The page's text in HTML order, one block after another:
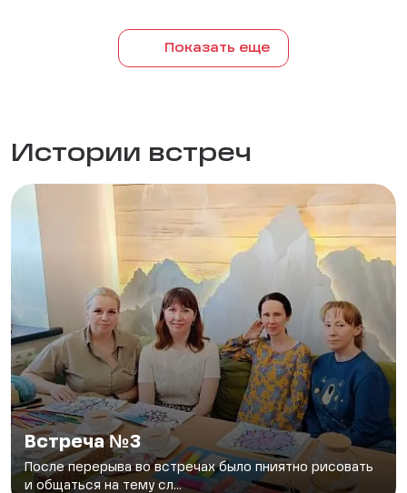
Показать еще
Истории встреч
Встреча №3
После перерыва во встречах было пниятно рисовать
и общаться на тему сл...